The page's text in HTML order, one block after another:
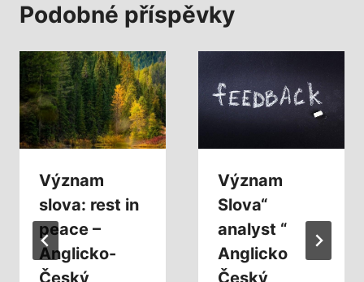
Podobné příspěvky
Význam
slova: rest in
peace –
Anglicko-
Český
Význam
Slova“
analyst “
Anglicko
Český